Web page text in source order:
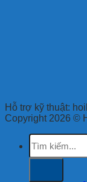
Hỗ trợ kỹ thuật:
Copyright 2026 ©
Tìm
kiếm: